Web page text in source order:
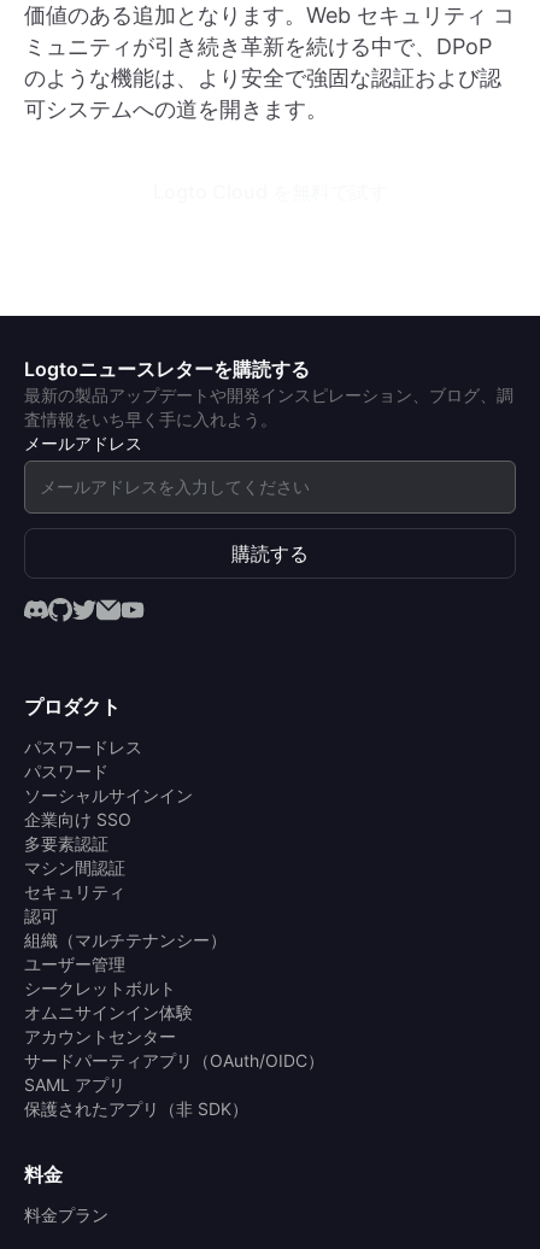
価値のある追加となります。Web セキュリティ コ
ミュニティが引き続き革新を続ける中で、DPoP
のような機能は、より安全で強固な認証および認
可システムへの道を開きます。
Logtoニュースレターを購読する
最新の製品アップデートや開発インスピレーション、ブログ、調
査情報をいち早く手に入れよう。
メールアドレス
購読する
プロダクト
パスワードレス
パスワード
ソーシャルサインイン
企業向け SSO
多要素認証
マシン間認証
セキュリティ
認可
組織（マルチテナンシー）
ユーザー管理
シークレットボルト
オムニサインイン体験
アカウントセンター
サードパーティアプリ（OAuth/OIDC）
SAML アプリ
保護されたアプリ（非 SDK）
料金
料金プラン